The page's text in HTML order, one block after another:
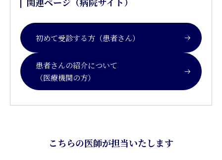
初めて受診する方（患者さん）
患者さんの紹介について
（医療機関の方）
こちらの医師が担当いたします